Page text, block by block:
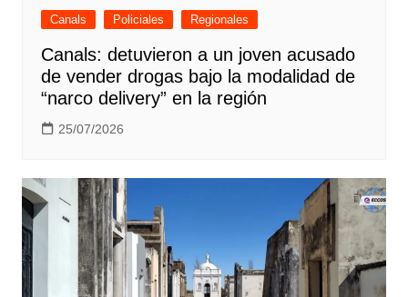
Canals Policiales Regionales
Canals: detuvieron a un joven acusado
de vender drogas bajo la modalidad de
“narco delivery” en la región
25/07/2026